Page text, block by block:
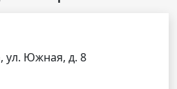
ул. Южная, д. 8